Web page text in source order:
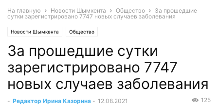
На главную Новости Шымкента Общество
За прошедшие
сутки зарегистрировано 7747 новых случаев заболевания
Новости Шымкента Общество
За прошедшие сутки
зарегистрировано 7747
новых случаев заболевания
- Редактор Ирина Казорина - 12.08.2021 125